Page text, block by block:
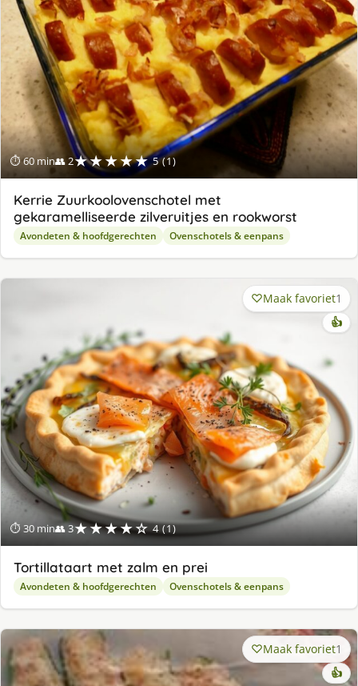
⏱ 60 min👥 2★★★★★ 5 (1)
Kerrie Zuurkoolovenschotel met
gekaramelliseerde zilveruitjes en rookworst
Avondeten & hoofdgerechten Ovenschotels & eenpans
⏱ 30 min👥 3★★★★☆ 4 (1)
Maak favoriet1
👍
Tortillataart met zalm en prei
Avondeten & hoofdgerechten Ovenschotels & eenpans
Maak favoriet1
👍